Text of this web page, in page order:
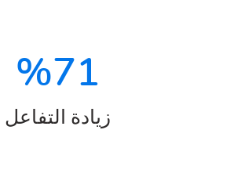
71
%
زيادة التفاعل